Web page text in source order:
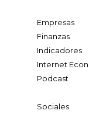
Empresas
Finanzas
Indicadores
Internet
Podcast
Sociales